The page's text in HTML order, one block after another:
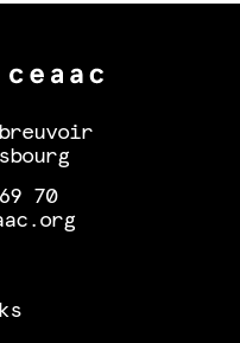
70